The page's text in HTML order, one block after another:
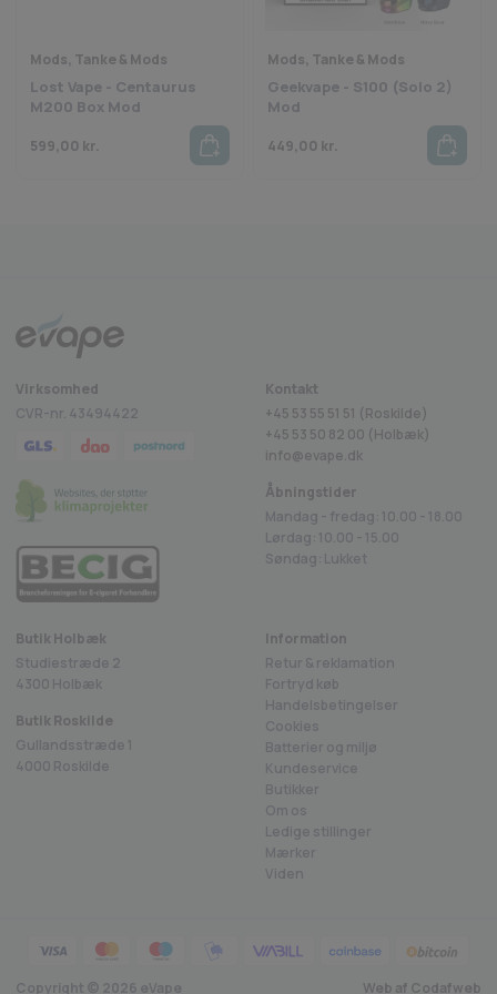
Pakken indeholder
1 x Drag 4 Box Mod Enhed
Mods, Tanke & Mods
Lost Vape - Centaurus
M200 Box Mod
599,00 kr.
Mods, Tanke & Mods
Geekvape - S100 (Solo 2)
Mod
449,00 kr.
Virksomhed
CVR-nr. 43494422
Kontakt
+45 53 55 51 51 (Roskilde)
+45 53 50 82 00 (Holbæk)
info@evape.dk
Åbningstider
Mandag - fredag: 10.00 - 18.00
Lørdag: 10.00 - 15.00
Søndag: Lukket
Butik Holbæk
Studiestræde 2
4300 Holbæk
Butik Roskilde
Gullandsstræde 1
4000 Roskilde
Information
Retur & reklamation
Fortryd køb
Handelsbetingelser
Cookies
Batterier og miljø
Kundeservice
Butikker
Om os
Ledige stillinger
Mærker
Viden
Copyright © 2026 eVape Web af Codafweb